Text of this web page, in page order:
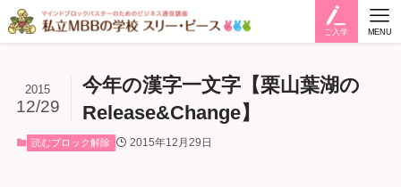
ご入学 MENU
今年の漢字一文字【栗山葉湖の
Release&Change】
2015
12/29
読むブロック解除 2015年12月29日